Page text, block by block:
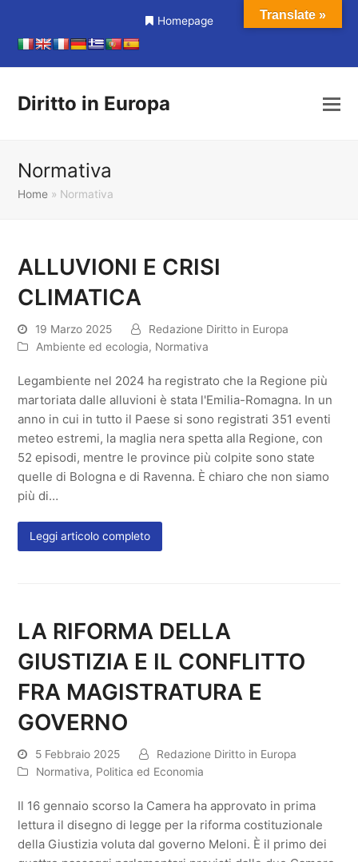
Homepage
Diritto in Europa
Normativa
Home » Normativa
ALLUVIONI E CRISI
CLIMATICA
19 Marzo 2025
Redazione Diritto in Europa
Ambiente ed ecologia, Normativa
Legambiente nel 2024 ha registrato che la Regione più
martoriata dalle alluvioni è stata l'Emilia-Romagna. In un
anno in cui in tutto il Paese si sono registrati 351 eventi
meteo estremi, la maglia nera spetta alla Regione, con
52 episodi, mentre le province più colpite sono state
quelle di Bologna e di Ravenna. È chiaro che non siamo
più di…
Leggi articolo completo
LA RIFORMA DELLA
GIUSTIZIA E IL CONFLITTO
FRA MAGISTRATURA E
GOVERNO
5 Febbraio 2025
Redazione Diritto in Europa
Normativa, Politica ed Economia
Il 16 gennaio scorso la Camera ha approvato in prima
lettura il disegno di legge per la riforma costituzionale
della Giustizia voluta dal governo Meloni. È il primo dei
Translate »